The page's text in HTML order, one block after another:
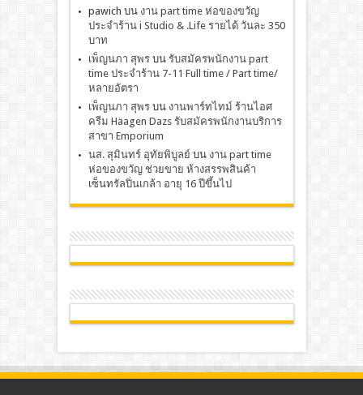
pawich บน งาน part time ห่อของขวัญ
ประจำร้าน i Studio & .Life รายได้ วันละ 350
บาท
เพ็ญนภา สุพรบน รับสมัครพนักงาน part
time ประจำร้าน 7-11 Full time / Part time/
หลายอัตรา
เพ็ญนภา สุพรบน งานพาร์ทไทม์ ร้านไอศ
ครีม Häagen Dazs รับสมัครพนักงานบริการ
สาขา Emporium
นส. สุมินทร์ อุทัยพิบูลย์ บน งาน part time
ห่อของขวัญ ช่วยขาย ห้างสรรพสินค้า
เซ็นทรัลปิ่นเกล้า อายุ 16 ปีขึ้นไป